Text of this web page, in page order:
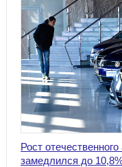
Рост
замедлился до